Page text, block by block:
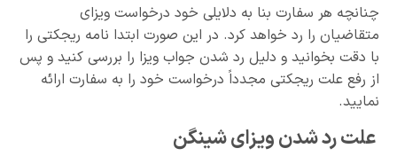
چنانچه هر سفارت بنا به دلایلی خود درخواست ویزای
متقاضیان را رد خواهد کرد. در این صورت ابتدا نامه ریجکتی را
با دقت بخوانید و دلیل رد شدن جواب ویزا را بررسی کنید و پس
از رفع علت ریجکتی مجدداً درخواست خود را به سفارت ارائه
نمایید.
علت رد شدن ویزای شینگن